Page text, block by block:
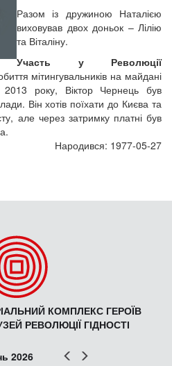
Разом із дружиною Наталією
виховував двох доньок – Лілію
та Віталіну.
Участь у Революції
мітингувальників на майдані
2013 року, Віктор Чернець був
Він хотів поїхати до Києва та
але через затримку платні був
Народився: 1977-05-27
КОМПЛЕКС ГЕРОЇВ
РЕВОЛЮЦІЇ ГІДНОСТІ
Попер
2026